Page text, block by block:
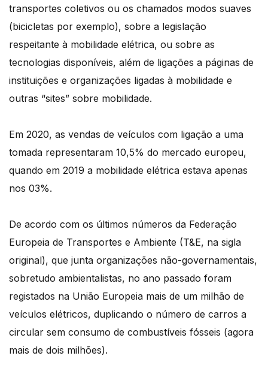
transportes coletivos ou os chamados modos suaves
(bicicletas por exemplo), sobre a legislação
respeitante à mobilidade elétrica, ou sobre as
tecnologias disponíveis, além de ligações a páginas de
instituições e organizações ligadas à mobilidade e
outras “sites” sobre mobilidade.
Em 2020, as vendas de veículos com ligação a uma
tomada representaram 10,5% do mercado europeu,
quando em 2019 a mobilidade elétrica estava apenas
nos 03%.
De acordo com os últimos números da Federação
Europeia de Transportes e Ambiente (T&E, na sigla
original), que junta organizações não-governamentais,
sobretudo ambientalistas, no ano passado foram
registados na União Europeia mais de um milhão de
veículos elétricos, duplicando o número de carros a
circular sem consumo de combustíveis fósseis (agora
mais de dois milhões).